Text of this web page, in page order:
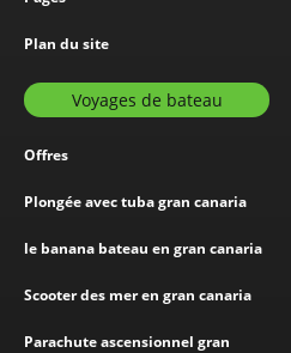
Plan du site
Voyages de bateau
Offres
Plongée avec tuba gran canaria
le banana bateau en gran canaria
Scooter des mer en gran canaria
Parachute ascensionnel gran